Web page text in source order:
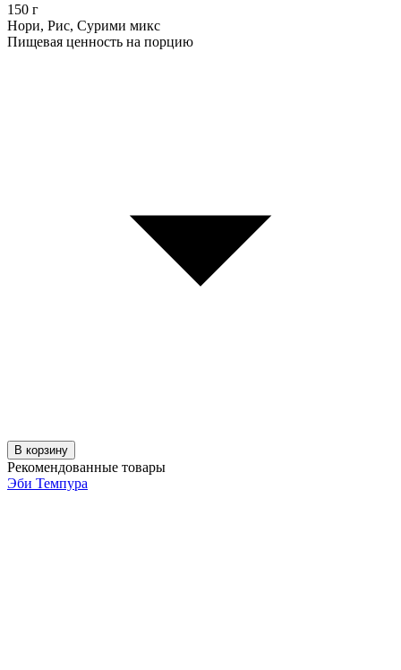
150 г
Нори, Рис, Сурими микс
Пищевая ценность на порцию
В корзину
Рекомендованные товары
Эби Темпура